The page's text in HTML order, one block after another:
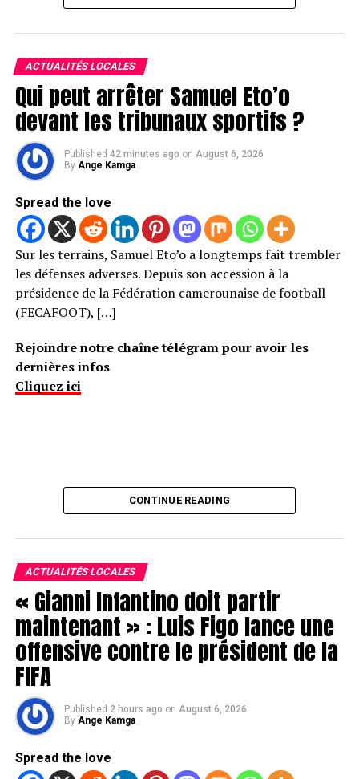
ACTUALITÉS LOCALES
Qui peut arrêter Samuel Eto’o
devant les tribunaux sportifs ?
Published 42 minutes ago on August 6, 2026
By Ange Kamga
Spread the love
Sur les terrains, Samuel Eto’o a longtemps fait trembler
les défenses adverses. Depuis son accession à la
présidence de la Fédération camerounaise de football
(FECAFOOT), […]
Rejoindre notre chaîne télégram pour avoir les
dernières infos
Cliquez ici
CONTINUE READING
ACTUALITÉS LOCALES
« Gianni Infantino doit partir
maintenant » : Luis Figo lance une
offensive contre le président de la
FIFA
Published 2 hours ago on August 6, 2026
By Ange Kamga
Spread the love